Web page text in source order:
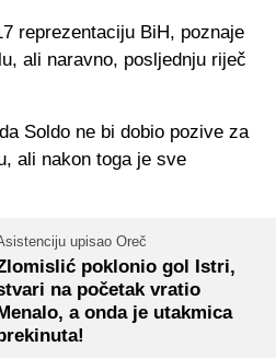
reprezentaciju BiH, poznaje
ali naravno, posljednju riječ
Soldo ne bi dobio pozive za
ali nakon toga je sve
upisao Oreč
poklonio gol Istri,
na početak vratio
a onda je utakmica